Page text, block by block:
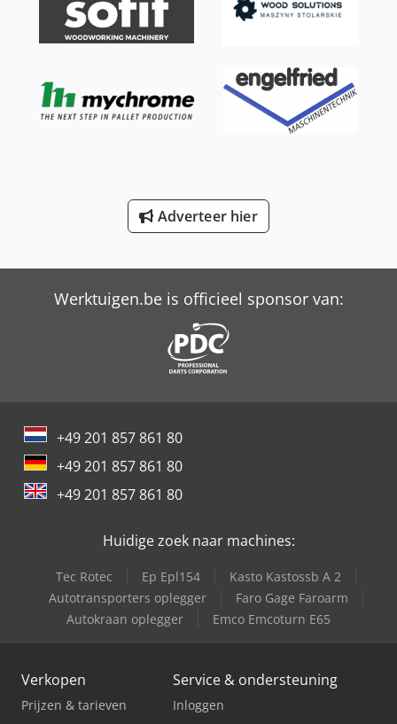
Schaffer 8610 T
Schaffer 9310 T
Schaffer 9330 T
Schaffer 9380 T
Adverteer hier
Werktuigen.be is officieel sponsor van:
+49 201 857 861 80
+49 201 857 861 80
+49 201 857 861 80
Huidige zoek naar machines:
Tec Rotec Ep Epl154
Kasto Kastossb A 2
Autotransporters oplegger
Faro Gage Faroarm
Autokraan oplegger
Emco Emcoturn E65
Verkopen
Prijzen & tarieven
Service & ondersteuning
Inloggen